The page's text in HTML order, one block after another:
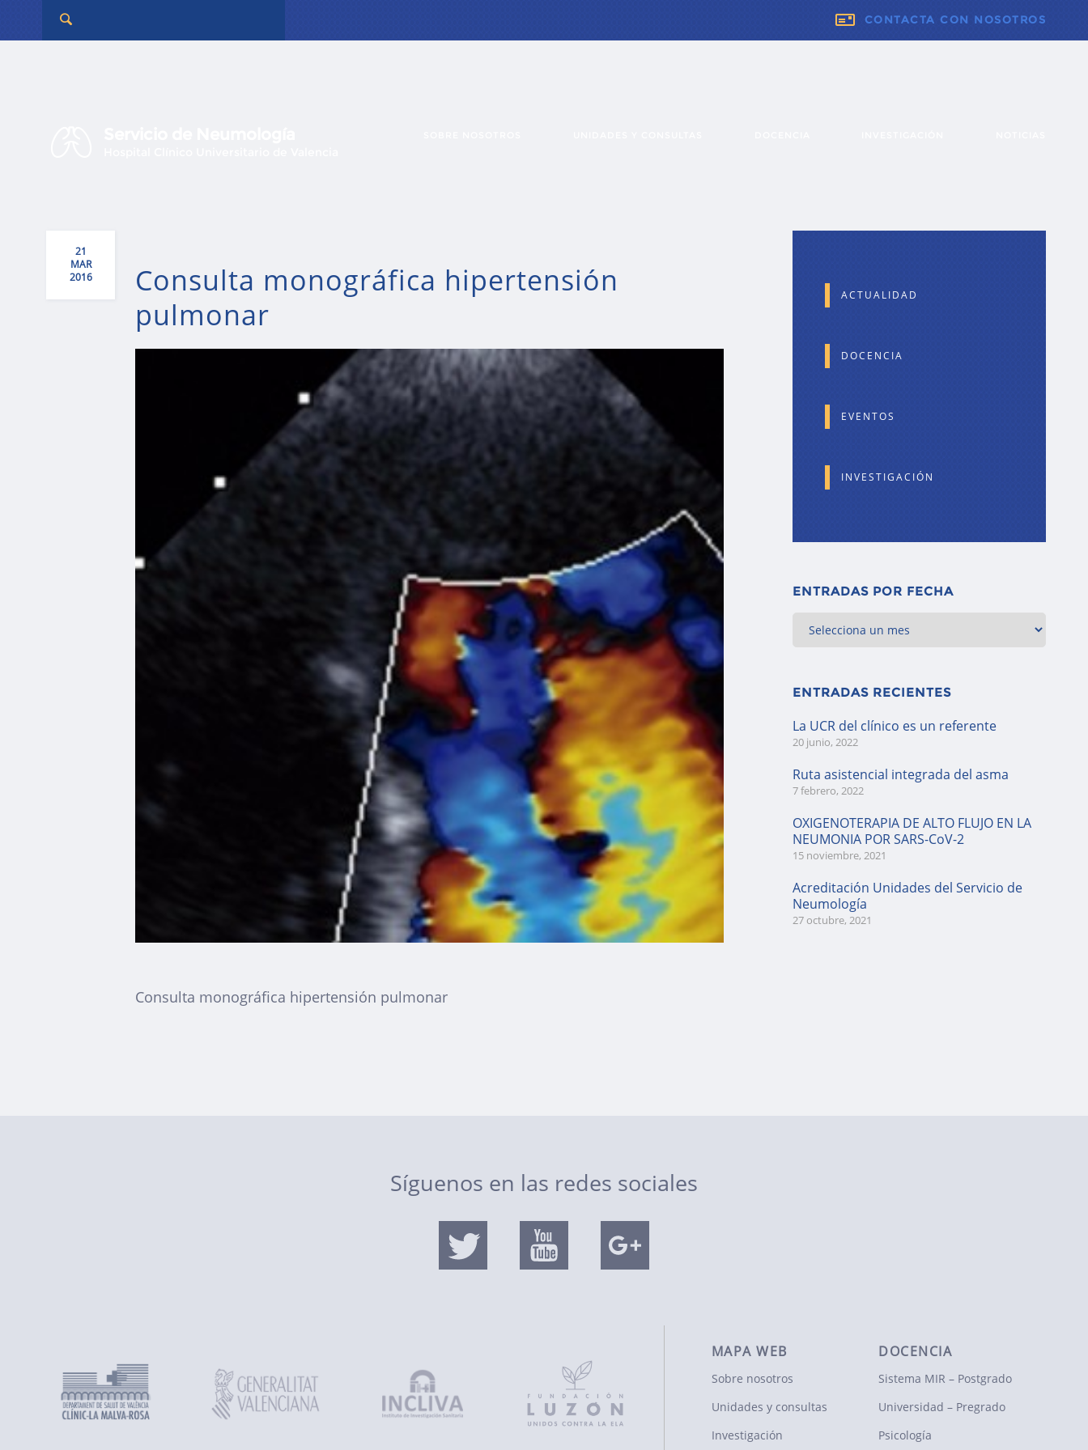
CONTACTA CON NOSOTROS
21
MAR
2016
Consulta monográfica hipertensión
pulmonar
Consulta monográfica hipertensión pulmonar
ACTUALIDAD
DOCENCIA
EVENTOS
INVESTIGACIÓN
ENTRADAS POR FECHA
ENTRADAS RECIENTES
La UCR del clínico es un referente
20 junio, 2022
Ruta asistencial integrada del asma
7 febrero, 2022
OXIGENOTERAPIA DE ALTO FLUJO EN LA
NEUMONIA POR SARS-CoV-2
15 noviembre, 2021
Acreditación Unidades del Servicio de
Neumología
27 octubre, 2021
Síguenos en las redes sociales
MAPA WEB
Sobre nosotros
Unidades y consultas
Investigación
DOCENCIA
Sistema MIR – Postgrado
Universidad – Pregrado
Psicología